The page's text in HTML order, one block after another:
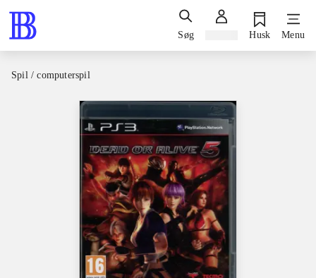
Søg Husk Menu
Spil / computerspil